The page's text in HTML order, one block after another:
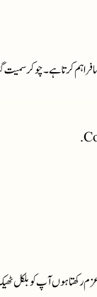
فراہم کرتا ہے۔ چوکر
رکھتا ہوں آپ کو بلکل